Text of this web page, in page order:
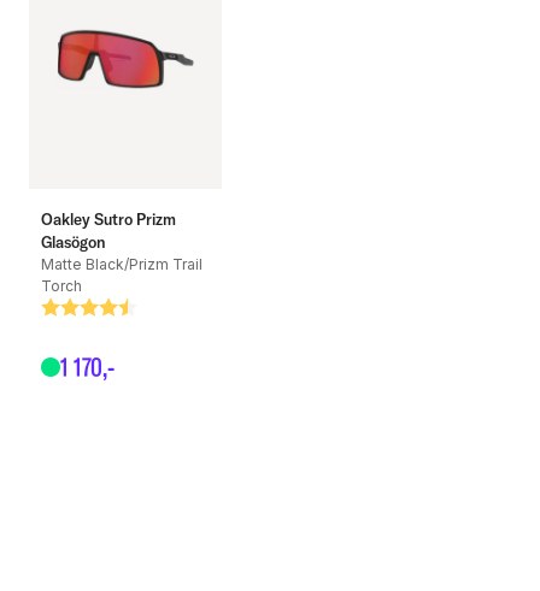
Färg: Matte White
Oakley Sutro Prizm
Glasögon
Matte Black/Prizm Trail
Torch
Betyg:
4.4 utav 5 stjärnor
1 170,-